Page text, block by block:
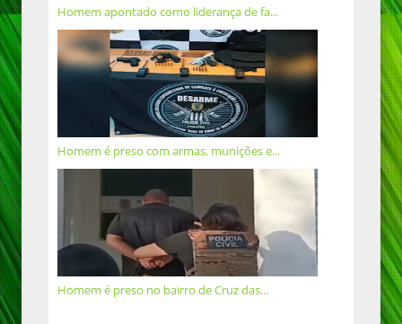
Homem apontado como liderança de fa...
Homem é preso com armas, munições e...
Homem é preso no bairro de Cruz das...